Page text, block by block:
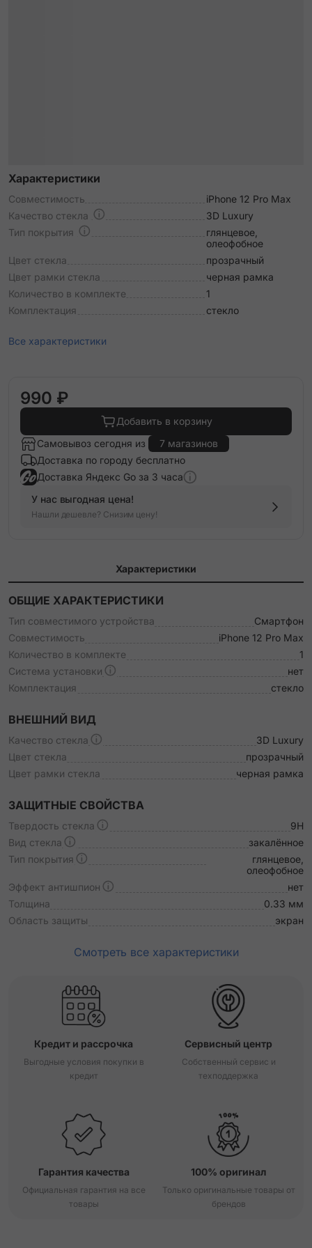
Характеристики
Совместимость
iPhone 12 Pro Max
Качество стекла
3D Luxury
Тип покрытия
глянцевое,
олеофобное
Цвет стекла
прозрачный
Цвет рамки стекла
черная рамка
Количество в комплекте
1
Комплектация
стекло
Все характеристики
990 ₽
Добавить в корзину
Самовывоз сегодня из
7 магазинов
Доставка по городу бесплатно
Доставка Яндекс Go за 3 часа
У нас выгодная цена!
Нашли дешевле? Снизим цену!
Характеристики
ОБЩИЕ ХАРАКТЕРИСТИКИ
Тип совместимого устройства
Смартфон
Совместимость
iPhone 12 Pro Max
Количество в комплекте
1
Система установки
нет
Комплектация
стекло
ВНЕШНИЙ ВИД
Качество стекла
3D Luxury
Цвет стекла
прозрачный
Цвет рамки стекла
черная рамка
ЗАЩИТНЫЕ СВОЙСТВА
Твердость стекла
9H
Вид стекла
закалённое
Тип покрытия
глянцевое,
олеофобное
Эффект антишпион
нет
Толщина
0.33 мм
Область защиты
экран
Смотреть все характеристики
Кредит и рассрочка
Выгодные условия покупки в
кредит
Сервисный центр
Собственный сервис и
техподдержка
Гарантия качества
Официальная гарантия на все
товары
100% оригинал
Только оригинальные товары от
брендов